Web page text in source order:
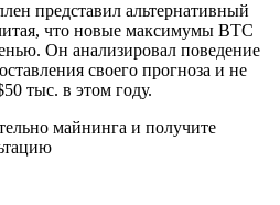
представил альтернативный
что новые максимумы BTC
Он анализировал поведение
своего прогноза и не
тыс. в этом году.
майнинга и получите